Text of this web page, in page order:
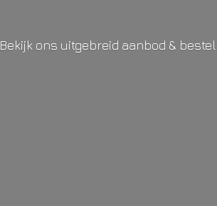
Bekijk ons uitgebreid aanbod & bestel